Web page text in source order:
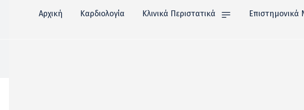
Αρχική Καρδιολογία Κλινικά Περιστατικά Επιστημονικά